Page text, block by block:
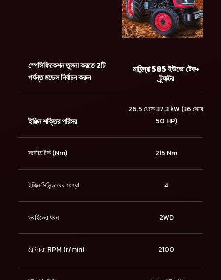
স্পেসিফিকেশন তুলনা করতে 2টি
পর্যন্ত মডেল নির্বাচন করুন
মাহিন্দ্রা 585 ইউভো টেক+
ট্র্যাক্টর
ইঞ্জিন শক্তির পরিসর
26.5 থেকে 37.3 kW (36 থেকে
50 HP)
সর্বোচ্চ টর্ক (Nm) 215 Nm
ইঞ্জিন সিলিন্ডারের সংখ্যা 4
ড্রাইভের ধরন 2WD
রেট করা RPM (r/min) 2100